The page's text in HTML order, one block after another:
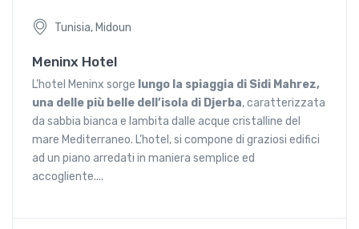
Tunisia, Midoun
Meninx Hotel
L’hotel Meninx sorge lungo la spiaggia di Sidi Mahrez,
una delle più belle dell’isola di Djerba, caratterizzata
da sabbia bianca e lambita dalle acque cristalline del
mare Mediterraneo. L’hotel, si compone di graziosi edifici
ad un piano arredati in maniera semplice ed
accogliente....